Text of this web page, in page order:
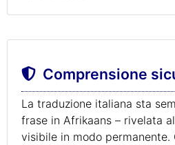
Comprensione
La traduzione italiana sta
frase in Afrikaans – rivelata
visibile in modo